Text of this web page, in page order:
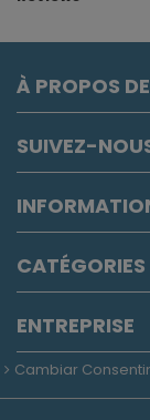
À PROPOS
SUIVEZ-
CATÉGORIES
ENTREPRISE
Cambiar